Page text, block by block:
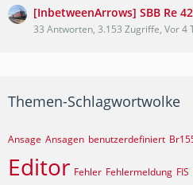
[InbetweenArrows] SBB Re
33 Antworten, 3.153 Zugriffe, Vor 4
Themen-Schlagwortwolke
Ansage Ansagen benutzerdefiniert
Editor Fehler Fehlermeldung FIS